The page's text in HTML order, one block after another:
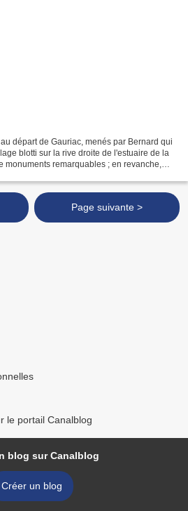
départ de Gauriac, menés par Bernard qui
blotti sur la rive droite de l'estuaire de la
monuments remarquables ; en revanche,
Page suivante >
le portail Canalblog
blog sur Canalblog
Créer un blog